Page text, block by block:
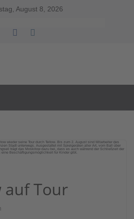
August 8, 2026
auf Tour